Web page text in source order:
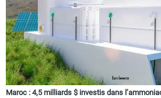
Maroc : 4,5 milliards $ investis dans